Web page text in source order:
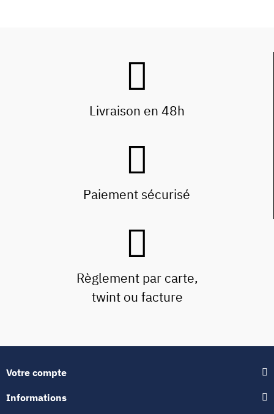
Livraison en 48h
Paiement sécurisé
Règlement par carte,
twint ou facture
Votre compte
Informations